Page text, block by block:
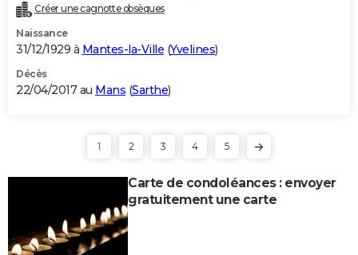
Créer une cagnotte obsèques
Naissance
31/12/1929 à Mantes-la-Ville (Yvelines)
Décès
22/04/2017 au Mans (Sarthe)
1 2 3 4 5
Carte de condoléances : envoyer
gratuitement une carte